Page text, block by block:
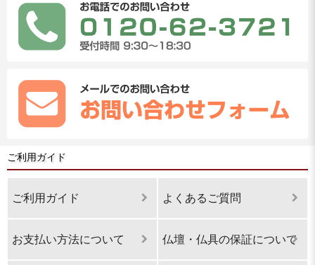
ご利用ガイド
ご利用ガイド よくあるご質問
お支払い方法について 仏壇・仏具の保証について